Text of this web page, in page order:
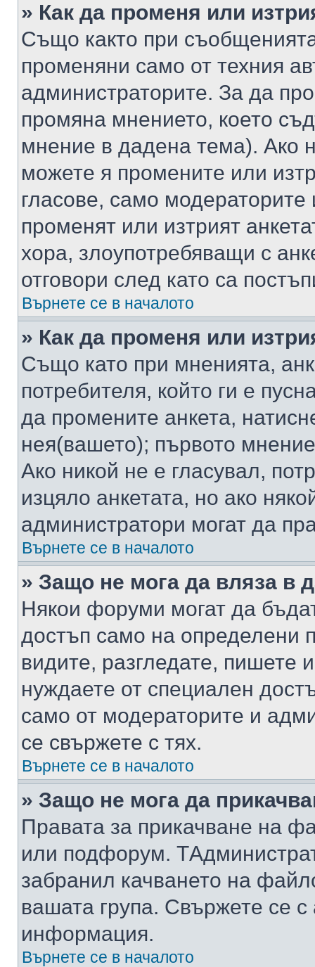
» Как да променя или
Също както при
променяни само от техния
администраторите. За да
промяна мнението, което
мнение в дадена тема). Ако
можете я промените или
гласове, само
променят или изтрият
хора, злоупотребяващи с
отговори след като са
Върнете се в началото
» Как да променя или
Също като при мненията,
потребителя, който ги е
да промените анкета,
нея(вашето); първото
Ако никой не е гласувал,
изцяло анкетата, но ако
администратори могат да
Върнете се в началото
» Защо не мога да вляза в
Някои форуми могат да
достъп само на определени
видите, разгледате, пишете
нуждаете от специален
само от модераторите и
се свържете с тях.
Върнете се в началото
» Защо не мога да
Правата за прикачване на
или подфорум.
забранил качването на
вашата група. Свържете се
информация.
Върнете се в началото